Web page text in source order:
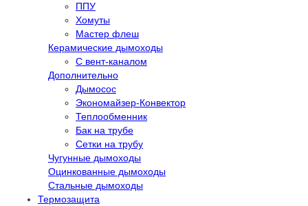
ППУ
Хомуты
Мастер флеш
Керамические дымоходы
С вент-каналом
Дополнительно
Дымосос
Экономайзер-Конвектор
Теплообменник
Бак на трубе
Сетки на трубу
Чугунные дымоходы
Оцинкованные дымоходы
Стальные дымоходы
Термозащита